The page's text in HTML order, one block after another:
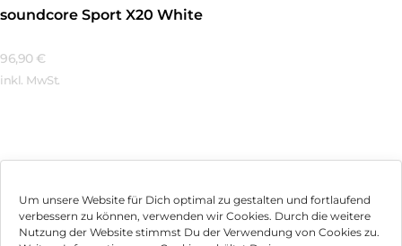
Um unsere Website für Dich optimal zu gestalten und fortlaufend
verbessern zu können, verwenden wir Cookies. Durch die weitere
Nutzung der Website stimmst Du der Verwendung von Cookies zu.
soundcore Sport X20 White
96,90 €
inkl. MwSt.